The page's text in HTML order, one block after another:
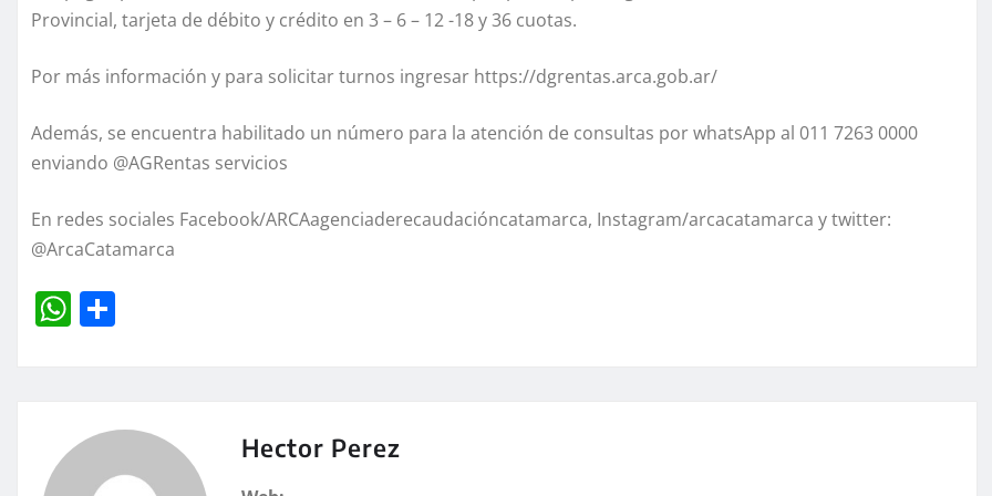
Provincial, tarjeta de débito y crédito en 3 – 6 – 12 -18 y 36 cuotas.
Por más información y para solicitar turnos ingresar https://dgrentas.arca.gob.ar/
Además, se encuentra habilitado un número para la atención de consultas por whatsApp al 011 7263 0000
enviando @AGRentas servicios
En redes sociales Facebook/ARCAagenciaderecaudacióncatamarca, Instagram/arcacatamarca y twitter:
@ArcaCatamarca
W
A
rt
Hector Perez